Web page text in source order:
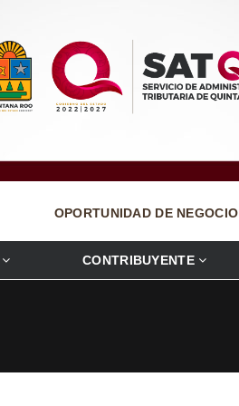
OPORTUNIDAD DE NEGOCIO
CONTRIBUYENTE